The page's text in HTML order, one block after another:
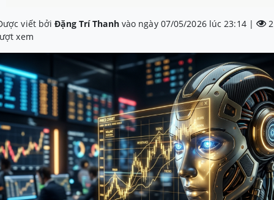
viết bởiĐặng Trí Thanhvào ngày 07/05/2026 lúc 23:14 |
xem